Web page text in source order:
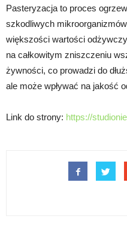
Pasteryzacja to proces
szkodliwych
większości wartości
na całkowitym zniszczeniu
żywności, co prowadzi do
ale może wpływać na jakość
Link do strony: https://